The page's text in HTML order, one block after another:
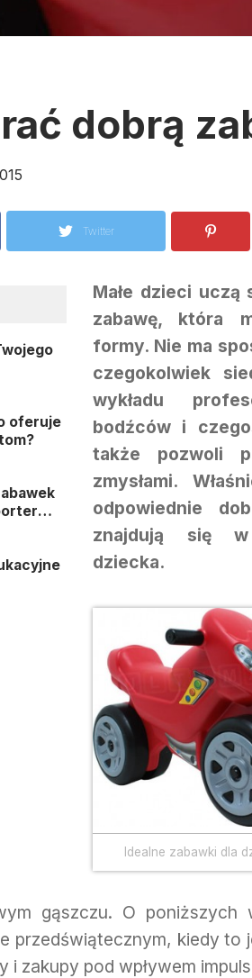
dobrą
Twitter
oferuje
o
Małe dzieci
zabawę, która
formy. Nie ma
czegokolwiek
wykładu
bodźców i
także pozwoli
zmysłami.
odpowiednie
znajdują się w
dziecka.
Idealne zabawki dla
gąszczu. O poniższych
przedświątecznym, kiedy
i zakupy pod wpływem